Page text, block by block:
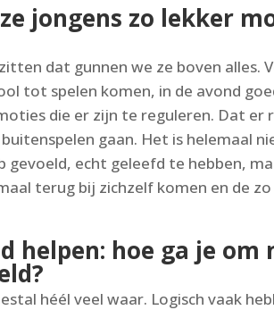
jongens zo lekker
dat gunnen we ze boven alles.
tot spelen komen, in de avond
die er zijn te reguleren. Dat er
gaan. Het is helemaal
gevoeld, echt geleefd te hebben,
terug bij zichzelf komen en de
helpen: hoe ga je om
héél veel waar. Logisch vaak